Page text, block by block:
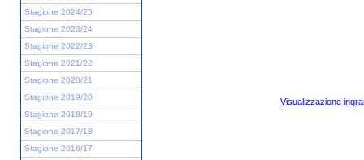
Stagione 2024/25
Stagione 2023/24
Stagione 2022/23
Stagione 2021/22
Stagione 2020/21
Stagione 2019/20
Stagione 2018/19
Stagione 2017/18
Stagione 2016/17
Visualizzazione